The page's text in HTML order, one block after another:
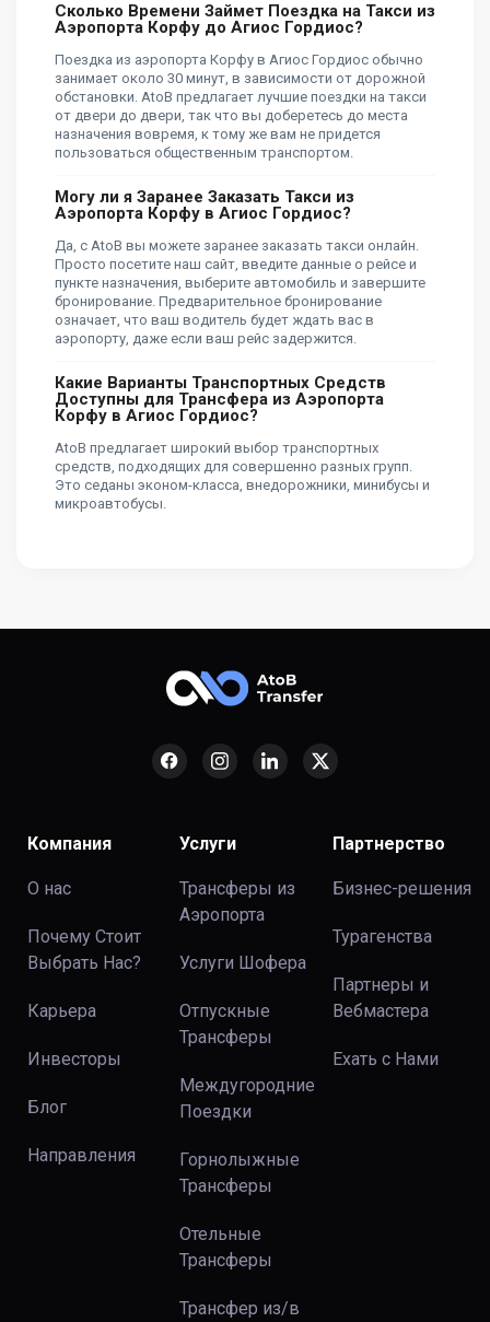
Сколько Времени Займет Поездка на Такси из
Аэропорта Корфу до Агиос Гордиос?
Поездка из аэропорта Корфу в Агиос Гордиос обычно
занимает около 30 минут, в зависимости от дорожной
обстановки. AtoB предлагает лучшие поездки на такси
от двери до двери, так что вы доберетесь до места
назначения вовремя, к тому же вам не придется
пользоваться общественным транспортом.
Могу ли я Заранее Заказать Такси из
Аэропорта Корфу в Агиос Гордиос?
Да, с AtoB вы можете заранее заказать такси онлайн.
Просто посетите наш сайт, введите данные о рейсе и
пункте назначения, выберите автомобиль и завершите
бронирование. Предварительное бронирование
означает, что ваш водитель будет ждать вас в
аэропорту, даже если ваш рейс задержится.
Какие Варианты Транспортных Средств
Доступны для Трансфера из Аэропорта
Корфу в Агиос Гордиос?
AtoB предлагает широкий выбор транспортных
средств, подходящих для совершенно разных групп.
Это седаны эконом-класса, внедорожники, минибусы и
микроавтобусы.
Компания
О нас
Почему Стоит
Выбрать Нас?
Карьера
Инвесторы
Блог
Направления
Услуги
Трансферы из
Аэропорта
Услуги Шофера
Отпускные
Трансферы
Междугородние
Поездки
Горнолыжные
Трансферы
Отельные
Трансферы
Трансфер из/в
Партнерство
Бизнес-решения
Турагенства
Партнеры и
Вебмастера
Ехать с Нами